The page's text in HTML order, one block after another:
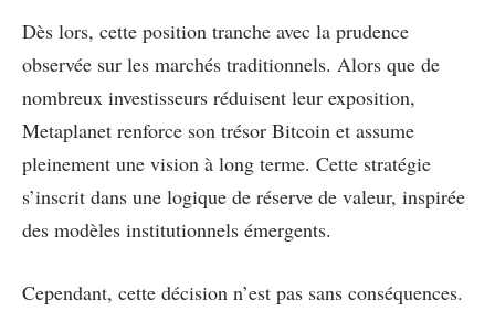
Dès lors, cette position tranche avec la prudence
observée sur les marchés traditionnels. Alors que de
nombreux investisseurs réduisent leur exposition,
Metaplanet renforce son trésor Bitcoin et assume
pleinement une vision à long terme. Cette stratégie
s’inscrit dans une logique de réserve de valeur, inspirée
des modèles institutionnels émergents.
Cependant, cette décision n’est pas sans conséquences.